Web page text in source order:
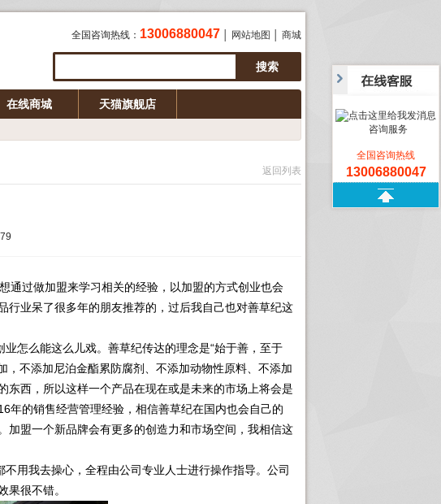
全国咨询热线： 13006880047 网站地图 商城
在线商城 天猫旗舰店
返回列表
过做加盟来学习相关的经验，以加盟的方式创业也会
行业呆了很多年的朋友推荐的，过后我自己也对善草纪这
怎么能这么儿戏。善草纪传达的理念是“始于善，至于
不添加尼泊金酯累防腐剂、不添加动物性原料、不添加
东西，所以这样一个产品在现在或是未来的市场上将会是
年的销售经营管理经验，相信善草纪在国内也会自己的
加盟一个新品牌会有更多的创造力和市场空间，我相信这
用我去操心，全程由公司专业人士进行操作指导。公司
很不错。
咨询服务
全国咨询热线
13006880047